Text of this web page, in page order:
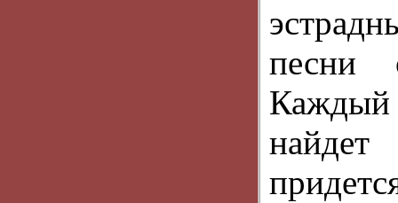
песни
Каждый
найдет